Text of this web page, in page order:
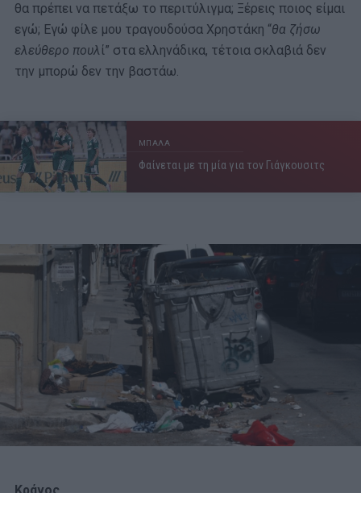
θα πρέπει να πετάξω το περιτύλιγμα; Ξέρεις ποιος είμαι
εγώ; Εγώ φίλε μου τραγουδούσα Χρηστάκη “θα ζήσω
ελεύθερο πουλί” στα ελληνάδικα, τέτοια σκλαβιά δεν
την μπορώ δεν την βαστάω.
ΜΠΑΛΑ
Φαίνεται με τη μία για τον Γιάγκουσιτς
Κράνος